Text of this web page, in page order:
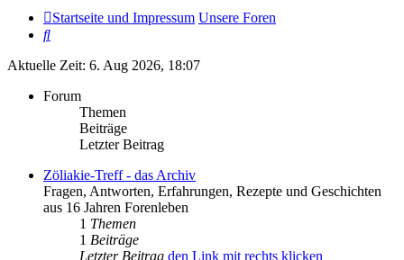
Startseite und Impressum Unsere Foren
Suche
Aktuelle Zeit: 6. Aug 2026, 18:07
Forum
Themen
Beiträge
Letzter Beitrag
Zöliakie-Treff - das Archiv
Fragen, Antworten, Erfahrungen, Rezepte und Geschichten
aus 16 Jahren Forenleben
1 Themen
1 Beiträge
Letzter Beitrag den Link mit rechts klicken